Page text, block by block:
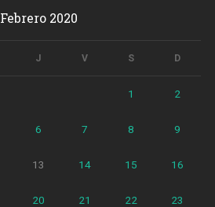
Febrero 2020
J V S D
1 2
6 7 8 9
13 14 15 16
20 21 22 23